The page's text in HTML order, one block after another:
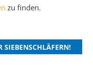
zu finden.
SIEBENSCHLÄFERN!